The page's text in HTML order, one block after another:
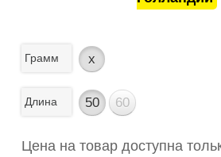
Грамм x
Длина 50 60
Цена на товар доступна